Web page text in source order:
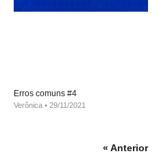
Erros comuns #4
Verônica 29/11/2021
« Anterior